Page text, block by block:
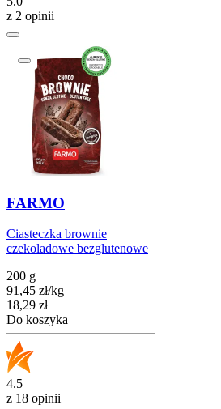
z 2 opinii
FARMO
Ciasteczka brownie
czekoladowe bezglutenowe
200 g
91,45 zł/kg
Cena
18,29 zł
Do koszyka
4.5
z 18 opinii